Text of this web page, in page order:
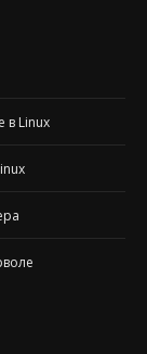
в Linux